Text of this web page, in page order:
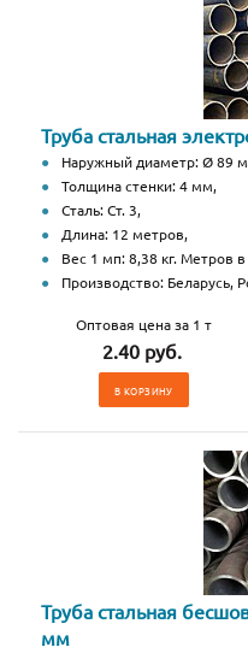
Труба стальная
Наружный диаметр: Ø 89
Толщина стенки: 4 мм,
Сталь: Ст. 3,
Длина: 12 метров,
Вес 1 мп: 8,38 кг. Метров
Производство: Беларусь,
Оптовая цена за 1 т
2.40 руб.
В КОРЗИНУ
Труба стальная
мм